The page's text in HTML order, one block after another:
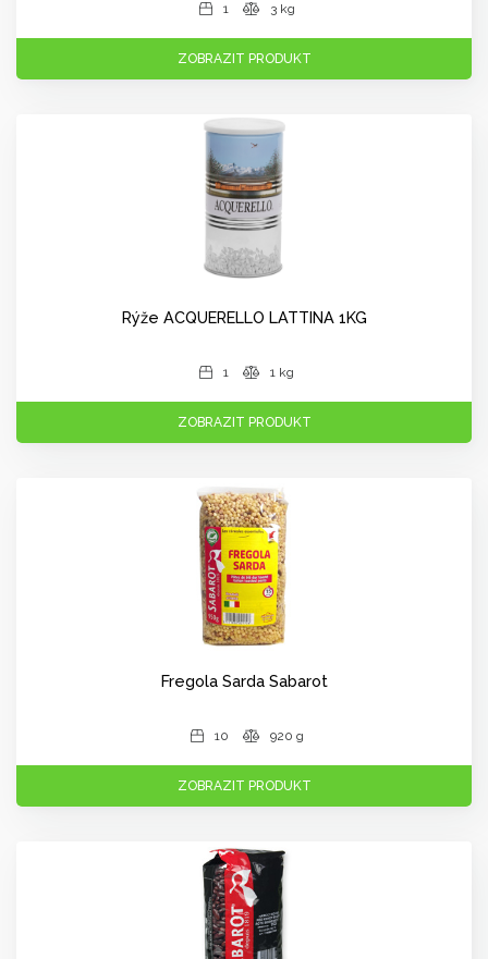
1 3 kg
ZOBRAZIT PRODUKT
Rýže ACQUERELLO LATTINA 1KG
1 1 kg
ZOBRAZIT PRODUKT
Fregola Sarda Sabarot
10 920 g
ZOBRAZIT PRODUKT